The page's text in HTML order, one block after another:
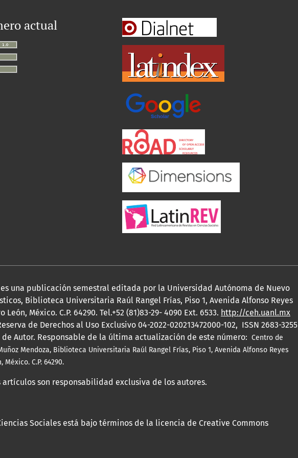
actual
una publicación semestral editada por la Universidad Autónoma de Nuevo
Biblioteca Universitaria Raúl Rangel Frías, Piso 1, Avenida Alfonso Reyes
México. C.P. 64290. Tel.+52 (81)83-29- 4090 Ext. 6533. http://ceh.uanl.mx
de Derechos al Uso Exclusivo 04-2022-020213472000-102, ISSN 2683-3255
Autor. Responsable de la última actualización de este número: Centro de
Mendoza, Biblioteca Universitaria Raúl Rangel Frías, Piso 1, Avenida Alfonso Reyes
C.P. 64290.
son responsabilidad exclusiva de los autores.
Sociales está bajo términos de la licencia de Creative Commons